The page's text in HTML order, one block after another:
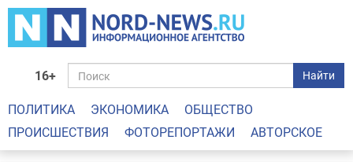
16+ Найти
ПОЛИТИКА ЭКОНОМИКА
ОБЩЕСТВО
ПРОИСШЕСТВИЯ
ФОТОРЕПОРТАЖИ АВТОРСКОЕ